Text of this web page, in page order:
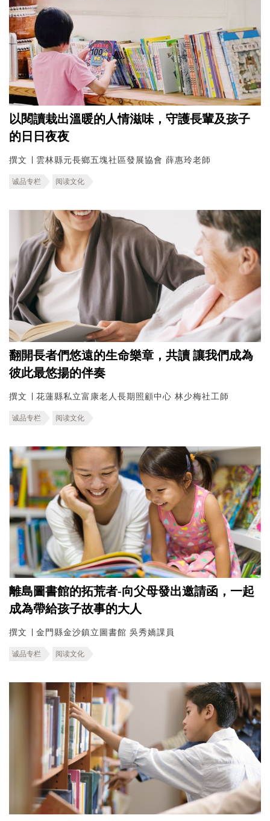
以閱讀栽出溫暖的人情滋味，守護長輩及孩子
的日日夜夜
撰文 ∣ 雲林縣元長鄉五塊社區發展協會 薛惠玲老師
诚品专栏 阅读文化
翻開長者們悠遠的生命樂章，共讀 讓我們成為
彼此最悠揚的伴奏
撰文 ∣ 花蓮縣私立富康老人長期照顧中心 林少梅社工師
诚品专栏 阅读文化
離島圖書館的拓荒者-向父母發出邀請函，一起
成為帶給孩子故事的大人
撰文 ∣ 金門縣金沙鎮立圖書館 吳秀嬌課員
诚品专栏 阅读文化